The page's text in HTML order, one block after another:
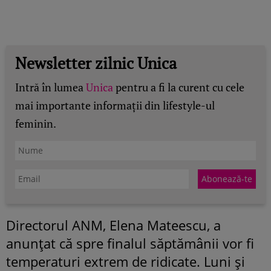
Newsletter zilnic Unica
Intră în lumeaUnicapentru a fi la curent cu cele
mai importante informații din lifestyle-ul
feminin.
Directorul ANM, Elena Mateescu, a
anunțat că spre finalul săptămânii vor fi
temperaturi extrem de ridicate. Luni și